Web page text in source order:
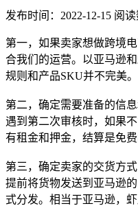
发布时间：2022-12-15 阅读
第一，如果卖家想做跨境
合我们的运营。以亚马逊
规则和产品SKU并不完美。
第二，确定需要准备的信
遇到第二次审核时，如果
有租金和押金，结算是免
第三，确定卖家的交货方
提前将货物发送到亚马逊
式分发。相当于亚马逊，